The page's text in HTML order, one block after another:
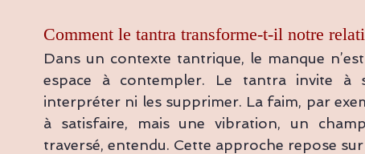
Comment le tantra transforme-t-il notre
Dans un contexte tantrique, le manque
espace à contempler. Le tantra invite à
interpréter ni les supprimer. La faim, par
à satisfaire, mais une vibration, un
traversé, entendu. Cette approche repose